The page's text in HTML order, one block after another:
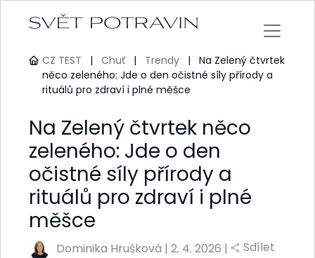
CZ TEST | Chuť | Trendy |
Na Zelený čtvrtek
něco zeleného: Jde o den očistné síly přírody a
rituálů pro zdraví i plné měšce
Na Zelený čtvrtek něco
zeleného: Jde o den
očistné síly přírody a
rituálů pro zdraví i plné
měšce
Dominika Hrušková | 2. 4. 2026 | Sdílet